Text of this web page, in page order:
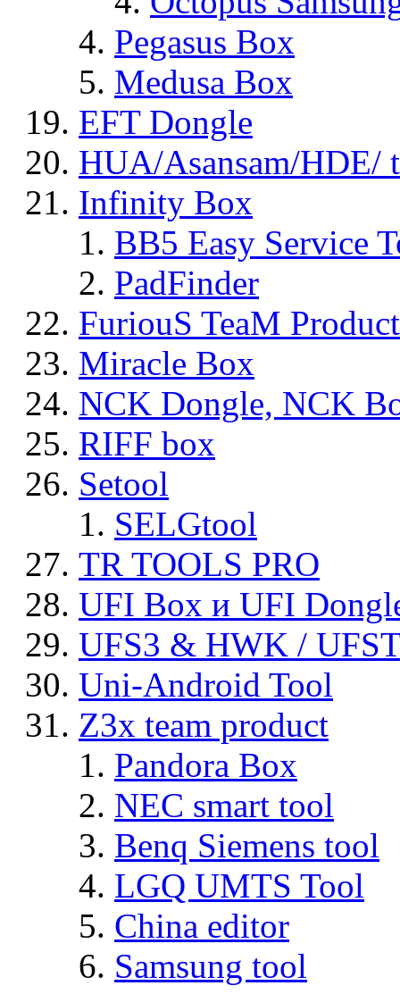
Pegasus Box
Medusa Box
EFT Dongle
HUA/Asansam/HDE/
Infinity Box
BB5 Easy Service
PadFinder
FuriouS TeaM
Miracle Box
NCK Dongle, NCK
RIFF box
Setool
SELGtool
TR TOOLS PRO
UFI Box и UFI
UFS3 & HWK /
Uni-Android Tool
Z3x team product
Pandora Box
NEC smart tool
Benq Siemens tool
LGQ UMTS Tool
China editor
Samsung tool